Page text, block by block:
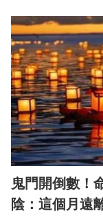
鬼門開倒數！
陰：這個月遠